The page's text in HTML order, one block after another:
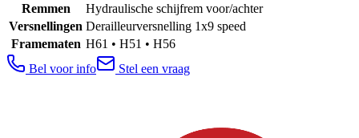
Remmen
Hydraulische schijfrem voor/achter
Versnellingen Derailleurversnelling 1x9 speed
Framematen H61 • H51 • H56
Bel voor info
Stel een vraag